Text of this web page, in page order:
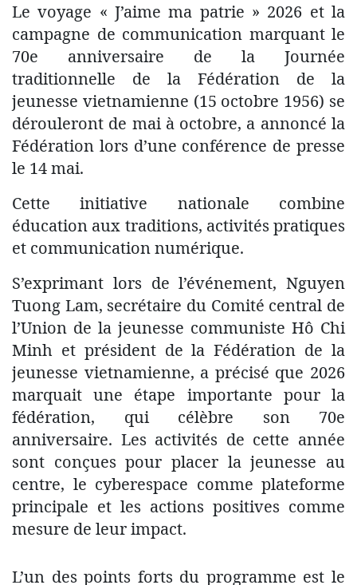
Le voyage « J’aime ma patrie » 2026 et la
campagne de communication marquant le
70e anniversaire de la Journée
traditionnelle de la Fédération de la
jeunesse vietnamienne (15 octobre 1956) se
dérouleront de mai à octobre, a annoncé la
Fédération lors d’une conférence de presse
le 14 mai.​
Cette initiative nationale combine
éducation aux traditions, activités pratiques
et communication numérique.
S’exprimant lors de l’événement, Nguyen
Tuong Lam, secrétaire du Comité central de
l’Union de la jeunesse communiste Hô Chi
Minh et président de la Fédération de la
jeunesse vietnamienne, a précisé que 2026
marquait une étape importante pour la
fédération, qui célèbre son 70e
anniversaire. Les activités de cette année
sont conçues pour placer la jeunesse au
centre, le cyberespace comme plateforme
principale et les actions positives comme
mesure de leur impact.
​L’un des points forts du programme est le